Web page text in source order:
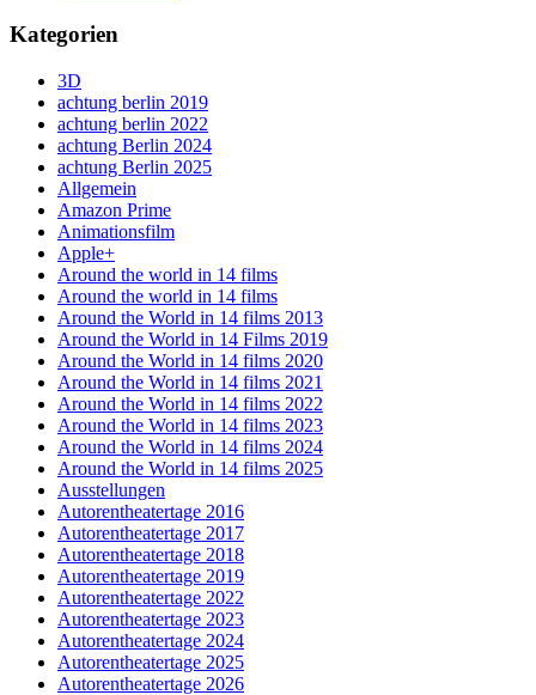
Kategorien
3D
achtung berlin 2019
achtung berlin 2022
achtung Berlin 2024
achtung Berlin 2025
Allgemein
Amazon Prime
Animationsfilm
Apple+
Around the world in 14 films
Around the world in 14 films
Around the World in 14 films 2013
Around the World in 14 Films 2019
Around the World in 14 films 2020
Around the World in 14 films 2021
Around the World in 14 films 2022
Around the World in 14 films 2023
Around the World in 14 films 2024
Around the World in 14 films 2025
Ausstellungen
Autorentheatertage 2016
Autorentheatertage 2017
Autorentheatertage 2018
Autorentheatertage 2019
Autorentheatertage 2022
Autorentheatertage 2023
Autorentheatertage 2024
Autorentheatertage 2025
Autorentheatertage 2026